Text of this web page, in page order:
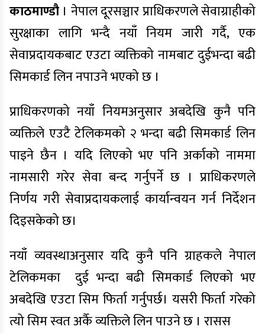
काठमाण्डौ । नेपाल दूरसञ्चार प्राधिकरणले सेवाग्राहीको
सुरक्षाका लागि भन्दै नयाँ नियम जारी गर्दै, एक
सेवाप्रदायकबाट एउटा व्यक्तिको नामबाट दुईभन्दा बढी
सिमकार्ड लिन नपाउने भएको छ ।
प्राधिकरणको नयाँ नियमअनुसार अबदेखि कुनै पनि
व्यक्तिले एउटै टेलिकमको २ भन्दा बढी सिमकार्ड लिन
पाइने छैन । यदि लिएको भए पनि अर्काको नाममा
नामसारी गरेर सेवा बन्द गर्नुपर्ने छ । प्राधिकरणले
निर्णय गरी सेवाप्रदायकलाई कार्यान्वयन गर्न निर्देशन
दिइसकेको छ।
नयाँ व्यवस्थाअनुसार यदि कुनै पनि ग्राहकले नेपाल
टेलिकमका
दुई भन्दा बढी सिमकार्ड लिएको भए
अबदेखि एउटा सिम फिर्ता गर्नुपर्छ। यसरी फिर्ता गरेको
त्यो सिम स्वत अर्कै व्यक्तिले लिन पाउने छ । रासस